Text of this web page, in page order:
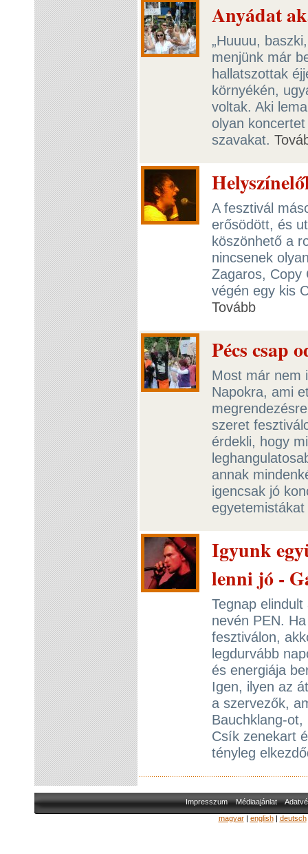
Anyádat
„Huuuu,
menjünk már
hallatszottak
környékén,
voltak. Aki
olyan
szavakat.
A fesztivál
erősödött, és
köszönhető a
nincsenek
Zagaros, Copy
végén egy kis
Tovább
Pécs csap
Most már nem
Napokra, ami
szeret
érdekli, hogy
annak
igencsak jó
Igyunk
lenni jó -
Tegnap
nevén PEN.
fesztiválon,
legdurvább
és energiája
Igen, ilyen az
a szervezők,
Bauchklang-
Csík zenekart
tényleg
Impresszum Médiaajánlat
magyar| english| deutsch